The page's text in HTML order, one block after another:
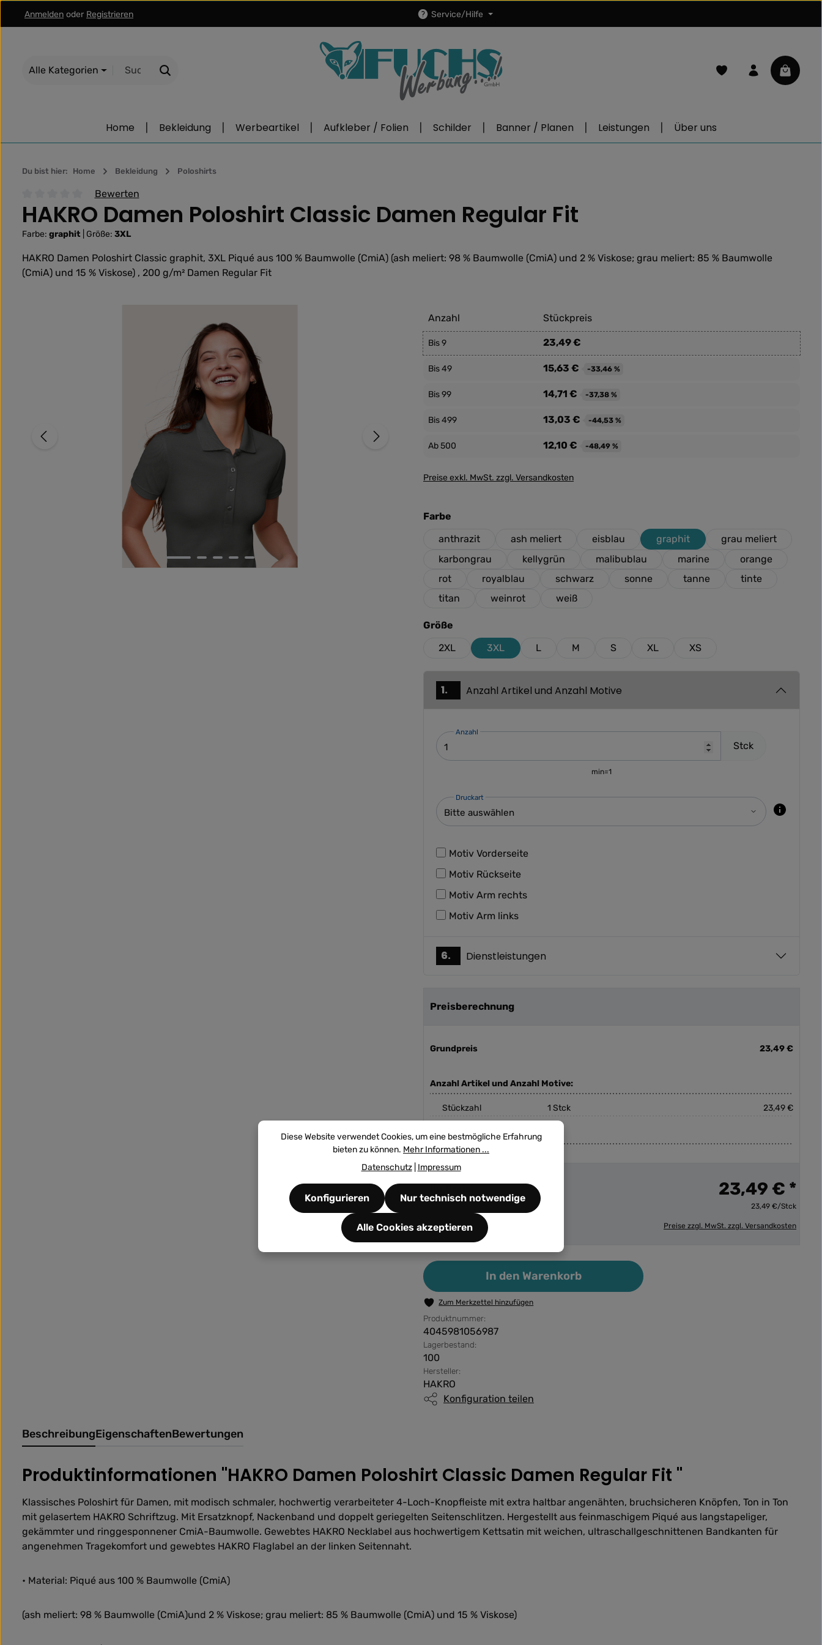
Hauptinhalt springen
Zur Suche springen
Zur Hauptnavigation springen
Anmelden oder Registrieren Service/Hilfe
Alle Kategorien
Du hast 0 Produkte auf
Home Bekleidung Werbeartikel Aufkleber / Folien Schilder Banner / Planen Leistungen Über uns
Du bist hier: Home Bekleidung Poloshirts
Durchschnittliche Bewertung von 0 von 5 Sternen
Bewerten
HAKRO Damen Poloshirt Classic Damen Regular Fit
Farbe: graphit Größe: 3XL
HAKRO Damen Poloshirt Classic graphit, 3XL Piqué aus 100 % Baumwolle (CmiA) (ash meliert: 98 % Baumwolle (CmiA) und 2 % Viskose; grau meliert: 85 % Baumwolle
(CmiA) und 15 % Viskose) , 200 g/m² Damen Regular Fit
Anzahl Stückpreis
Bis9 23,49 €
Bis49 15,63 € -33,46 %
Bis99 14,71 € -37,38 %
Bis499 13,03 € -44,53 %
Ab500 12,10 € -48,49 %
Preise exkl. MwSt. zzgl. Versandkosten
Farbe
anthrazit
ash meliert eisblau graphit
grau meliert
karbongrau
kellygrün malibublau marine
orange
rot
royalblau schwarz sonne tanne
tinte
titan
weinrot weiß
Größe
2XL
3XL L M S XL XS
1. Anzahl Artikel und Anzahl Motive
Anzahl
Stck
min=1
Druckart
Motiv Vorderseite
Motiv Rückseite
Motiv Arm rechts
Motiv Arm links
6. Dienstleistungen
Preisberechnung
Grundpreis 23,49 €
Anzahl Artikel und Anzahl Motive:
Stückzahl 1 Stck 23,49 €
Dienstleistungen:
23,49 € *
23,49 €/Stck
Preise zzgl. MwSt. zzgl. Versandkosten
Produkt Anzahl: Gib den gewünschten Wert ein oder
In den Warenkorb
Zum Merkzettel hinzufügen
Produktnummer:
4045981056987
Lagerbestand:
100
Hersteller:
HAKRO
Konfiguration teilen
BeschreibungEigenschaftenBewertungen
Produktinformationen "HAKRO Damen Poloshirt Classic Damen Regular Fit "
Klassisches Poloshirt für Damen, mit modisch schmaler, hochwertig verarbeiteter 4-Loch-Knopfleiste mit extra haltbar angenähten, bruchsicheren Knöpfen, Ton in Ton
mit gelasertem HAKRO Schriftzug. Mit Ersatzknopf, Nackenband und doppelt geriegelten Seitenschlitzen. Hergestellt aus feinmaschigem Piqué aus langstapeliger,
gekämmter und ringgesponnener CmiA-Baumwolle. Gewebtes HAKRO Necklabel aus hochwertigem Kettsatin mit weichen, ultraschallgeschnittenen Bandkanten für
angenehmen Tragekomfort und gewebtes HAKRO Flaglabel an der linken Seitennaht.
• Material: Piqué aus 100 % Baumwolle (CmiA)
(ash meliert: 98 % Baumwolle (CmiA)und 2 % Viskose; grau meliert: 85 % Baumwolle (CmiA) und 15 % Viskose)
Diese Website verwendet Cookies, um eine bestmögliche Erfahrung
bieten zu können. Mehr Informationen ...
Datenschutz| Impressum
Nur technisch notwendige
Konfigurieren
Alle Cookies akzeptieren